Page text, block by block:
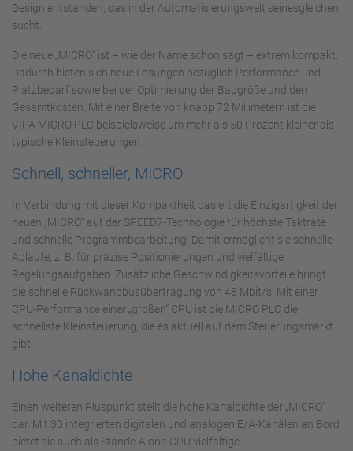
Design entstanden, das in der Automatisierungswelt seinesgleichen
sucht.
Die neue „MICRO“ ist – wie der Name schon sagt – extrem kompakt.
Dadurch bieten sich neue Lösungen bezüglich Performance und
Platzbedarf sowie bei der Optimierung der Baugröße und den
Gesamtkosten. Mit einer Breite von knapp 72 Millimetern ist die
VIPA MICRO PLC beispielsweise um mehr als 50 Prozent kleiner als
typische Kleinsteuerungen.
Schnell, schneller, MICRO
In Verbindung mit dieser Kompaktheit basiert die Einzigartigkeit der
neuen „MICRO“ auf der SPEED7-Technologie für höchste Taktrate
und schnelle Programmbearbeitung. Damit ermöglicht sie schnelle
Abläufe, z. B. für präzise Positionierungen und vielfältige
Regelungsaufgaben. Zusätzliche Geschwindigkeitsvorteile bringt
die schnelle Rückwandbusübertragung von 48 Mbit/s. Mit einer
CPU-Performance einer „großen“ CPU ist die MICRO PLC die
schnellste Kleinsteuerung, die es aktuell auf dem Steuerungsmarkt
gibt.
Hohe Kanaldichte
Einen weiteren Pluspunkt stellt die hohe Kanaldichte der „MICRO“
dar. Mit 30 integrierten digitalen und analogen E/A-Kanälen an Bord
bietet sie auch als Stande-Alone-CPU vielfältige